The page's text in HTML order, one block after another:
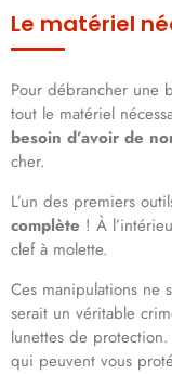
Le matériel
Pour débrancher une
tout le matériel
besoin d’avoir de
cher.
L’un des premiers
complète ! À
clef à molette.
Ces manipulations ne
serait un véritable
lunettes de
qui peuvent vous